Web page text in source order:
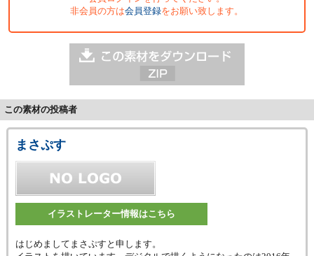
非会員の方は会員登録をお願い致します。
この素材の投稿者
まさぷす
イラストレーター情報はこちら
はじめましてまさぷすと申します。